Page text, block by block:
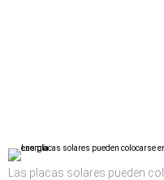
Las placas solares pueden